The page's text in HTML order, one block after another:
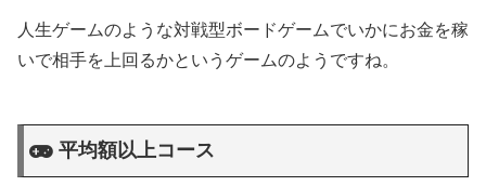
人生ゲームのような対戦型ボードゲームでいかにお金を稼
いで相手を上回るかというゲームのようですね。
平均額以上コース